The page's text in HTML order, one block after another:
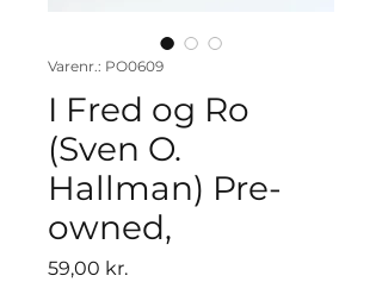
Varenr.: PO0609
I Fred og Ro
(Sven O.
Hallman) Pre-
owned,
59,00 kr.Pris